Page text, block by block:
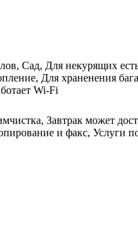
Сад, Для некурящих
Для храненения
Wi-Fi
Завтрак может
и факс, Услуги